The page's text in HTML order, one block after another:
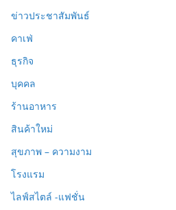
ข่าวประชาสัมพันธ์
คาเฟ่
ธุรกิจ
บุคคล
ร้านอาหาร
สินค้าใหม่
สุขภาพ – ความงาม
โรงแรม
ไลฟ์สไตล์ -แฟชั่น